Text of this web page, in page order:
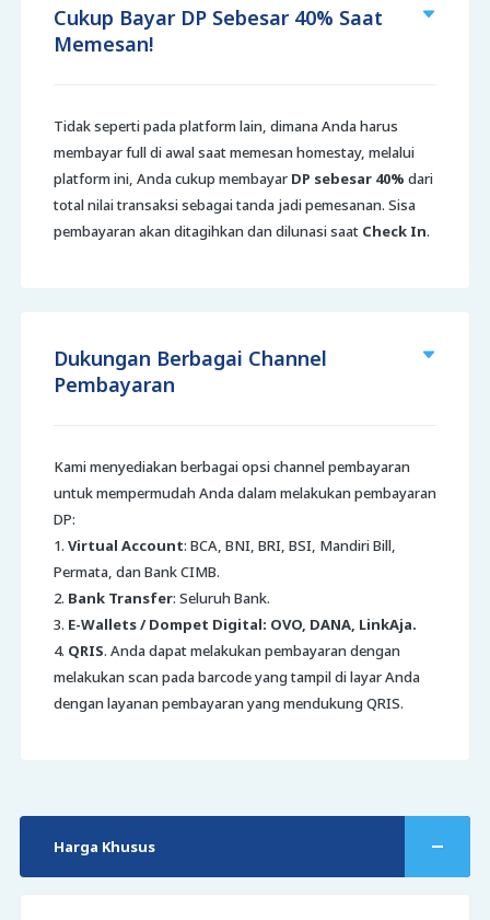
Cukup Bayar DP Sebesar 40% Saat
Memesan!
Tidak seperti pada platform lain, dimana Anda harus
membayar full di awal saat memesan homestay, melalui
platform ini, Anda cukup membayar DP sebesar 40% dari
total nilai transaksi sebagai tanda jadi pemesanan. Sisa
pembayaran akan ditagihkan dan dilunasi saat Check In.
Dukungan Berbagai Channel
Pembayaran
Kami menyediakan berbagai opsi channel pembayaran
untuk mempermudah Anda dalam melakukan pembayaran
DP:
1. Virtual Account: BCA, BNI, BRI, BSI, Mandiri Bill,
Permata, dan Bank CIMB.
2. Bank Transfer: Seluruh Bank.
3. E-Wallets / Dompet Digital: OVO, DANA, LinkAja.
4. QRIS. Anda dapat melakukan pembayaran dengan
melakukan scan pada barcode yang tampil di layar Anda
dengan layanan pembayaran yang mendukung QRIS.
Harga Khusus